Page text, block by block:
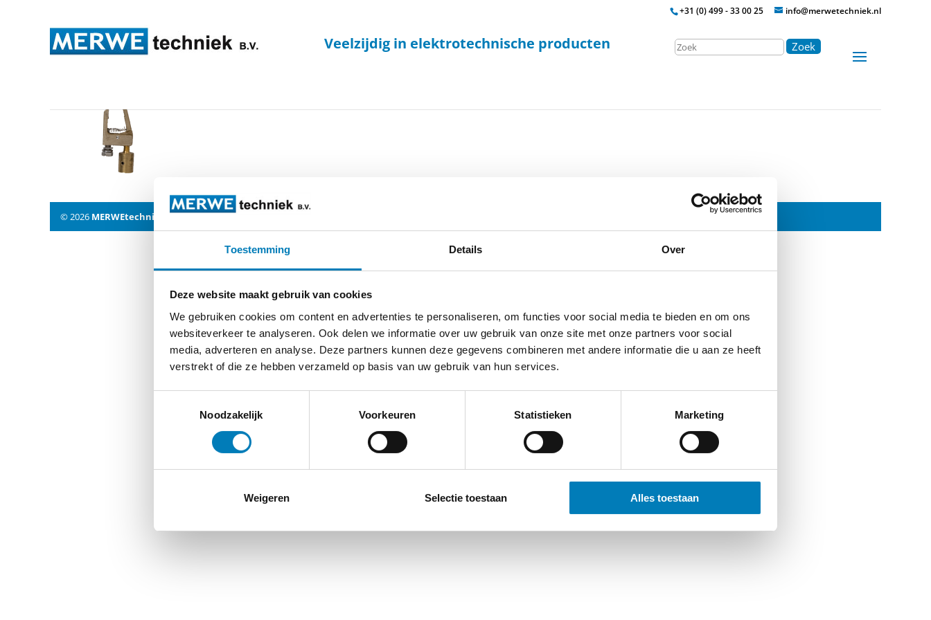
Toestemming Details Over
Deze website maakt gebruik van cookies
We gebruiken cookies om content en advertenties te personaliseren, om functies voor social media te bieden en om ons
websiteverkeer te analyseren. Ook delen we informatie over uw gebruik van onze site met onze partners voor social
media, adverteren en analyse. Deze partners kunnen deze gegevens combineren met andere informatie die u aan ze heeft
verstrekt of die ze hebben verzameld op basis van uw gebruik van hun services.
Noodzakelijk
Voorkeuren Statistieken Marketing
Weigeren Selectie toestaan Alles toestaan
+31 (0) 499 - 33 00 25 info@merwetechniek.nl
Veelzijdig in elektrotechnische producten Zoek
© 2026 MERWEtechniek B.V.-Disclaimer